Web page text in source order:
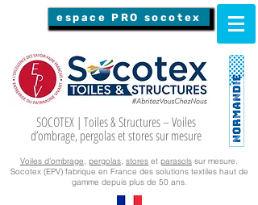
espace PRO socotex
SOCOTEX | Toiles & Structures – Voiles
d’ombrage, pergolas et stores sur mesure
Voiles d’ombrage, pergolas, stores et parasols sur mesure.
Socotex (EPV) fabrique en France des solutions textiles haut de
gamme depuis plus de 50 ans.